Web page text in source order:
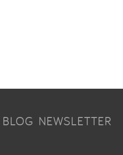
BLOG NEWSLETTER